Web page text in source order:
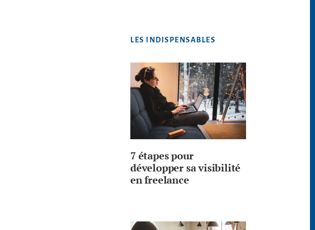
LES INDISPENSABLES
7 étapes pour
développer sa visibilité
en freelance